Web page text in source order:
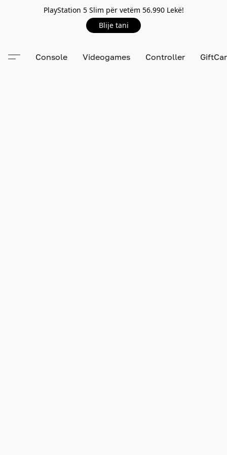
PlayStation 5 Slim për vetëm 56.990 Lekë!
Blije tani
Console Videogames Controller